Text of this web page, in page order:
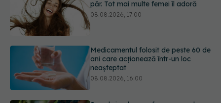
Medicamentul folosit de peste 60 de
ani care acționează într-un loc
Trucul simplu care face pepenele
verde mult mai ușor de tăiat
08.08.2026, 15:32